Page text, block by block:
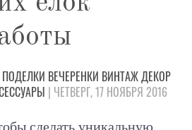
ПОДЕЛКИ ВЕЧЕРЕНКИ ВИНТАЖДЕКОР
| ЧЕТВЕРГ, 17 НОЯБРЯ 2016
сделать уникальную